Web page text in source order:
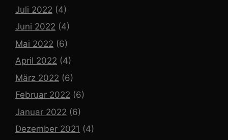
Juli 2022 (4)
Juni 2022 (4)
Mai 2022 (6)
April 2022 (4)
März 2022 (6)
Februar 2022 (6)
Januar 2022 (6)
Dezember 2021 (4)